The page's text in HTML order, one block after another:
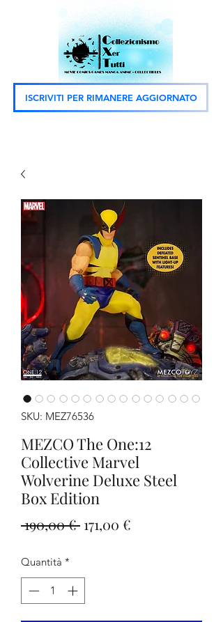
ISCRIVITI PER RIMANERE AGGIORNATO
SKU: MEZ76536
MEZCO The One:12
Collective Marvel
Wolverine Deluxe Steel
Box Edition
190,00 € Prezzo
171,00 €
Quantità *